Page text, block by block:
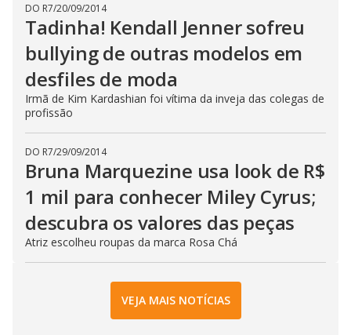
DO R7/20/09/2014
Tadinha! Kendall Jenner sofreu
bullying de outras modelos em
desfiles de moda
Irmã de Kim Kardashian foi vítima da inveja das colegas de
profissão
DO R7/29/09/2014
Bruna Marquezine usa look de R$
1 mil para conhecer Miley Cyrus;
descubra os valores das peças
Atriz escolheu roupas da marca Rosa Chá
VEJA MAIS NOTÍCIAS